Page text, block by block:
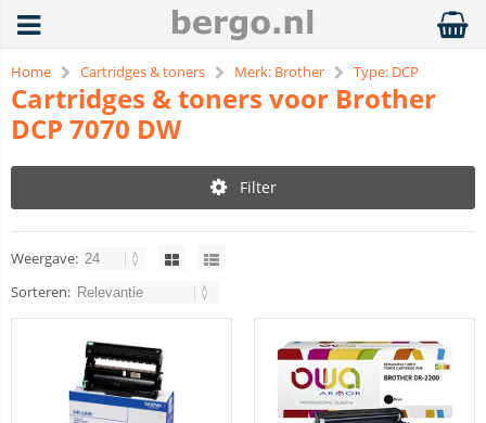
Home Cartridges & toners Merk: Brother Type: DCP
Cartridges & toners voor Brother
DCP 7070 DW
Filter
Weergave:
Sorteren: